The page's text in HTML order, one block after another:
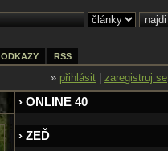
ODKAZY RSS
» přihlásit zaregistruj se
› ONLINE 40
› ZEĎ